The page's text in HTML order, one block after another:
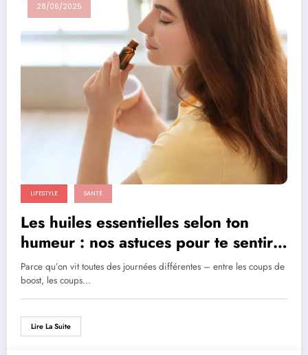
28/06/2025
LIFESTYLE SANTÉ
Les huiles essentielles selon ton
humeur : nos astuces pour te sentir
bien naturellement
Parce qu’on vit toutes des journées différentes – entre les coups de
boost, les coups…
Lire La Suite